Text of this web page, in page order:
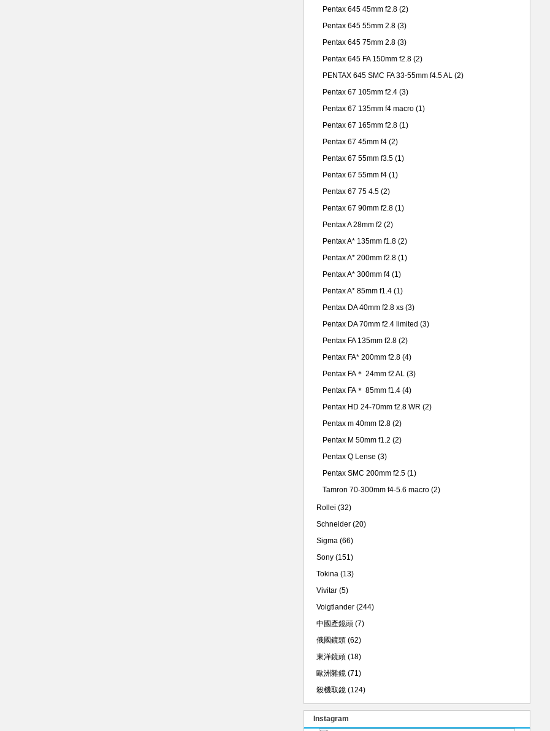
Pentax 645 45mm f2.8 (2)
Pentax 645 55mm 2.8 (3)
Pentax 645 75mm 2.8 (3)
Pentax 645 FA 150mm f2.8 (2)
PENTAX 645 SMC FA 33-55mm f4.5 AL (2)
Pentax 67 105mm f2.4 (3)
Pentax 67 135mm f4 macro (1)
Pentax 67 165mm f2.8 (1)
Pentax 67 45mm f4 (2)
Pentax 67 55mm f3.5 (1)
Pentax 67 55mm f4 (1)
Pentax 67 75 4.5 (2)
Pentax 67 90mm f2.8 (1)
Pentax A 28mm f2 (2)
Pentax A* 135mm f1.8 (2)
Pentax A* 200mm f2.8 (1)
Pentax A* 300mm f4 (1)
Pentax A* 85mm f1.4 (1)
Pentax DA 40mm f2.8 xs (3)
Pentax DA 70mm f2.4 limited (3)
Pentax FA 135mm f2.8 (2)
Pentax FA* 200mm f2.8 (4)
Pentax FA＊ 24mm f2 AL (3)
Pentax FA＊ 85mm f1.4 (4)
Pentax HD 24-70mm f2.8 WR (2)
Pentax m 40mm f2.8 (2)
Pentax M 50mm f1.2 (2)
Pentax Q Lense (3)
Pentax SMC 200mm f2.5 (1)
Tamron 70-300mm f4-5.6 macro (2)
Rollei (32)
Schneider (20)
Sigma (66)
Sony (151)
Tokina (13)
Vivitar (5)
Voigtlander (244)
中國產鏡頭 (7)
俄國鏡頭 (62)
東洋鏡頭 (18)
歐洲雜鏡 (71)
殺機取鏡 (124)
Instagram